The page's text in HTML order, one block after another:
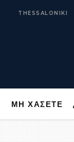
THESSALONIKI
ΜΗ ΧΑΣΕΤΕ
ΜΗ ΧΑΣΕΤΕ